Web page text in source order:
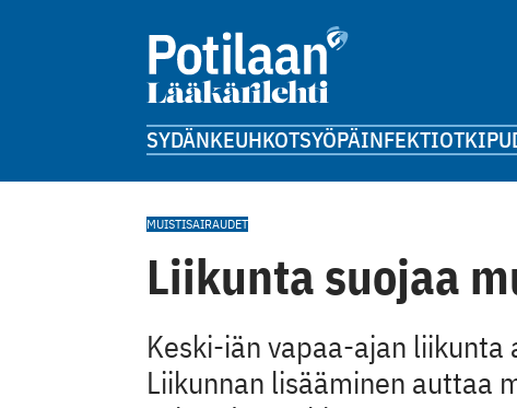
SYDÄNKEUHKOTSYÖPÄINFEKTIOTKIPU
MUISTISAIRAUDET
Liikunta suojaa
Keski-iän vapaa-ajan
Liikunnan lisääminen auttaa